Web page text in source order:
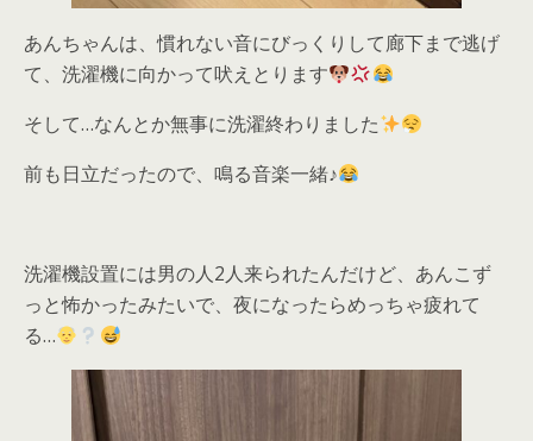
あんちゃんは、慣れない音にびっくりして廊下まで逃げ
て、洗濯機に向かって吠えとります
そして…なんとか無事に洗濯終わりました
前も日立だったので、鳴る音楽一緒♪
洗濯機設置には男の人2人来られたんだけど、あんこず
っと怖かったみたいで、夜になったらめっちゃ疲れて
る…